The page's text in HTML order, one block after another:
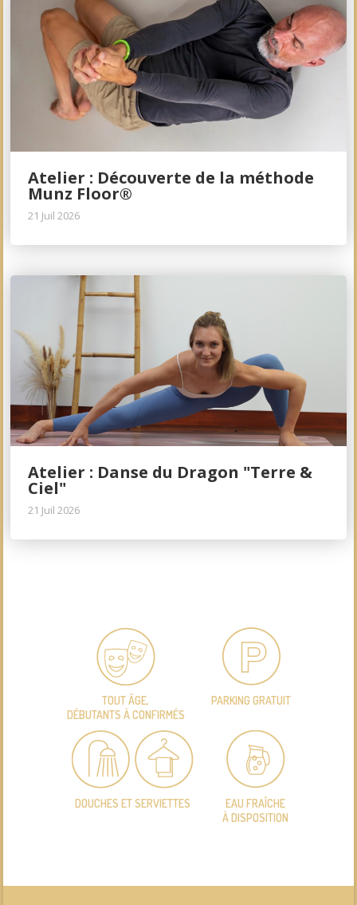
Atelier : Découverte de la méthode
Munz Floor®
21 Juil 2026
Atelier : Danse du Dragon "Terre &
Ciel"
21 Juil 2026
TOUT ÂGE,
DÉBUTANTS À CONFIRMÉS
PARKING GRATUIT
DOUCHES ET SERVIETTES
EAU FRAÎCHE
À DISPOSITION